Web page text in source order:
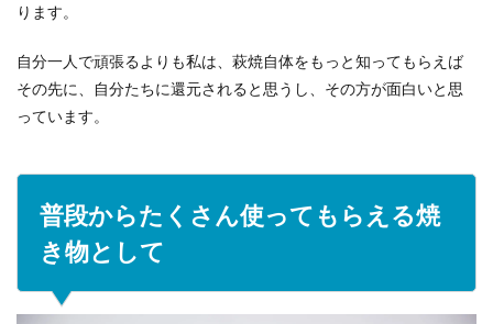
ります。
自分一人で頑張るよりも私は、萩焼自体をもっと知ってもらえば
その先に、自分たちに還元されると思うし、その方が面白いと思
っています。
普段からたくさん使ってもらえる焼
き物として